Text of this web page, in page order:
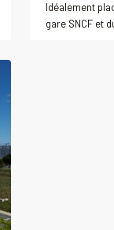
Idéalement
gare SNCF et